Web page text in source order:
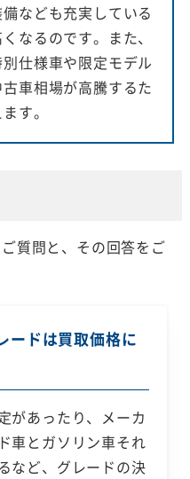
なども充実している
なるのです。また、
仕様車や限定モデル
車相場が高騰するた
す。
質問と、その回答をご
ードは買取価格に
があったり、メーカ
車とガソリン車それ
など、グレードの決